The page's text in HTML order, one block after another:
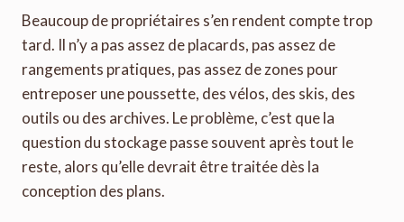
Beaucoup de propriétaires s’en rendent compte trop
tard. Il n’y a pas assez de placards, pas assez de
rangements pratiques, pas assez de zones pour
entreposer une poussette, des vélos, des skis, des
outils ou des archives. Le problème, c’est que la
question du stockage passe souvent après tout le
reste, alors qu’elle devrait être traitée dès la
conception des plans.